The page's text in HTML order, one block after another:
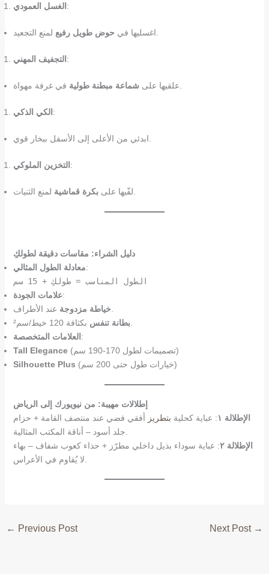
الغسل العمودي :
اغسليها في حوض طويل رفيع
التجفيف المهني :
علقيها على شماعة مبطنة طولية
الكي الذكي :
التخزين الملوكي :
لفّيها علىبكرة قماشية
دليل الشراء: مقاسات دقيقة لطولكِ
معادلة الطول المثالي:
الطول المناسب = طولكِ + 15 سم
علامات الجودة:
خياطة مزدوجة
بطانة تنفسبكثافة 120 خيط/سم².
العلامات المتخصصة :
Tall Elegance
(تصميمات لطول 170-190 سم)
Silhouette Plus
(خيارات طول حتى 200 سم)
إطلالات مهيبة: من نيويورك إلى الرياض
الإطلالة ١
: عباية كحلية بتطريز أفقي فضي عند منتصف القامة + حزام
الإطلالة ٢ : عباية سوداء بذيل داخلي مطرّز + حذاء كعوب شفاف – بهاء
← Previous Post Next Post →